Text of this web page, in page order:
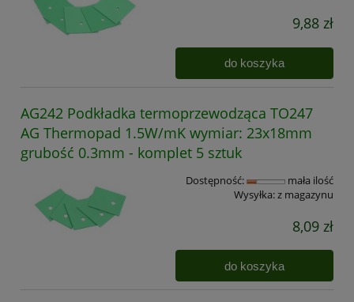
9,88 zł
do koszyka
AG242 Podkładka termoprzewodząca TO247
AG Thermopad 1.5W/mK wymiar: 23x18mm
grubość 0.3mm - komplet 5 sztuk
Dostępność:
mała ilość
Wysyłka:z magazynu
8,09 zł
do koszyka